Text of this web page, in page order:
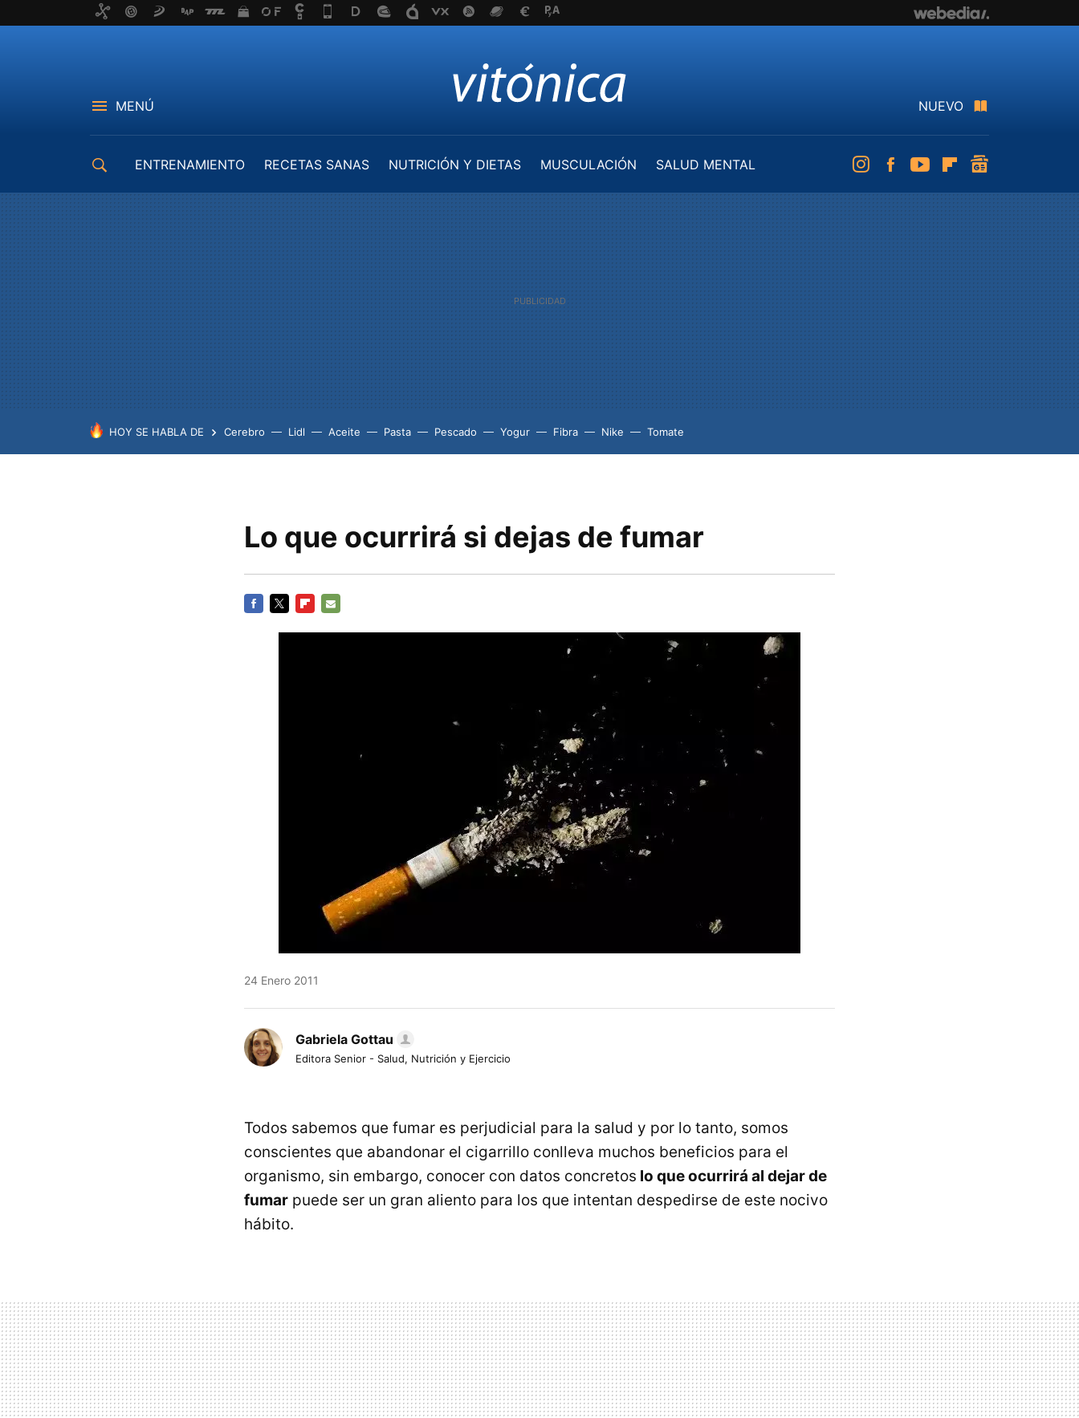
MENÚ NUEVO
ENTRENAMIENTO RECETAS SANAS NUTRICIÓN Y DIETAS MUSCULACIÓN
SALUD MENTAL
InstagramFacebookYoutubeFlipboard
HOY SE HABLA DE Cerebro Lidl Aceite Pasta Pescado Yogur Fibra Nike Tomate
Lo que ocurrirá si dejas de fumar
24 Enero 2011
Gabriela Gottau
Editora Senior - Salud, Nutrición y Ejercicio
Todos sabemos que fumar es perjudicial para la salud y por lo tanto, somos
conscientes que abandonar el cigarrillo conlleva muchos beneficios para el
organismo, sin embargo, conocer con datos concretos lo que ocurrirá al dejar de
fumar puede ser un gran aliento para los que intentan despedirse de este nocivo
hábito.